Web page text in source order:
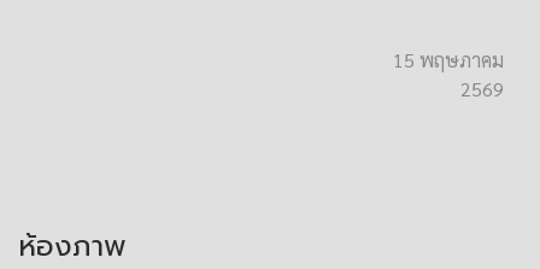
15 พฤษภาคม
2569
ห้องภาพ